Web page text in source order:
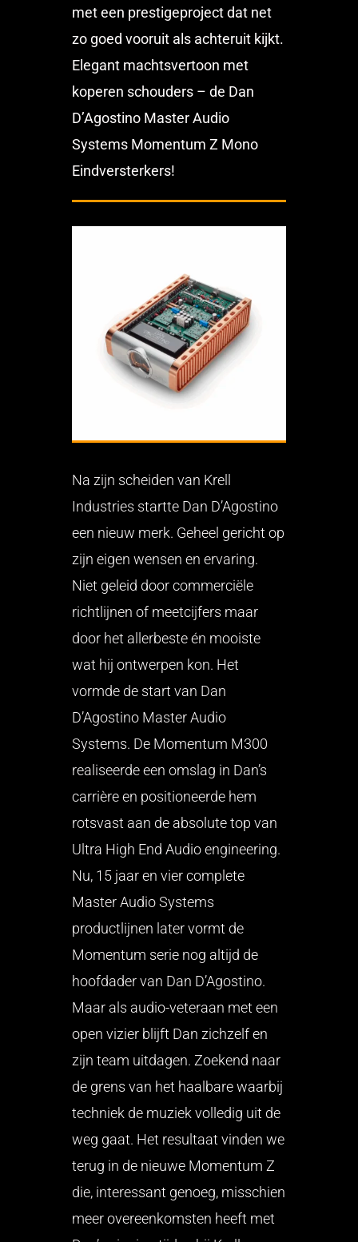
met een prestigeproject dat net
zo goed vooruit als achteruit kijkt.
Elegant machtsvertoon met
koperen schouders – de Dan
D’Agostino Master Audio
Systems Momentum Z Mono
Eindversterkers!
Na zijn scheiden van Krell
Industries startte Dan D’Agostino
een nieuw merk. Geheel gericht op
zijn eigen wensen en ervaring.
Niet geleid door commerciële
richtlijnen of meetcijfers maar
door het allerbeste én mooiste
wat hij ontwerpen kon. Het
vormde de start van Dan
D’Agostino Master Audio
Systems. De Momentum M300
realiseerde een omslag in Dan’s
carrière en positioneerde hem
rotsvast aan de absolute top van
Ultra High End Audio engineering.
Nu, 15 jaar en vier complete
Master Audio Systems
productlijnen later vormt de
Momentum serie nog altijd de
hoofdader van Dan D’Agostino.
Maar als audio-veteraan met een
open vizier blijft Dan zichzelf en
zijn team uitdagen. Zoekend naar
de grens van het haalbare waarbij
techniek de muziek volledig uit de
weg gaat. Het resultaat vinden we
terug in de nieuwe Momentum Z
die, interessant genoeg, misschien
meer overeenkomsten heeft met